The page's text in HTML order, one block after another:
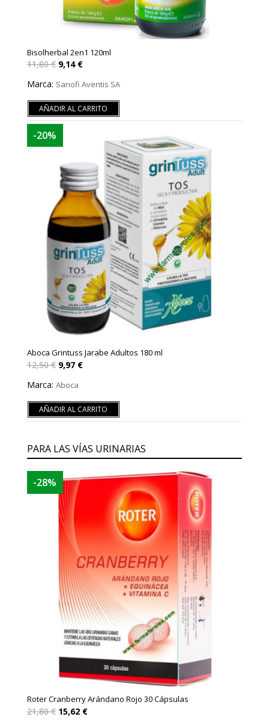
Bisolherbal 2en1 120ml
11,80€ El
precio
original
era:
9,14 €El
actual
es:
Marca: Sanofi Aventis SA
AÑADIR AL CARRITO
-20%
Aboca Grintuss Jarabe Adultos 180 ml
12,50€ El
precio
original
era:
9,97 €El
precio
Marca: Aboca
AÑADIR AL CARRITO
PARA LAS VÍAS URINARIAS
-28%
Roter Cranberry Arándano Rojo 30 Cápsulas
21,80€ El
15,62 €El